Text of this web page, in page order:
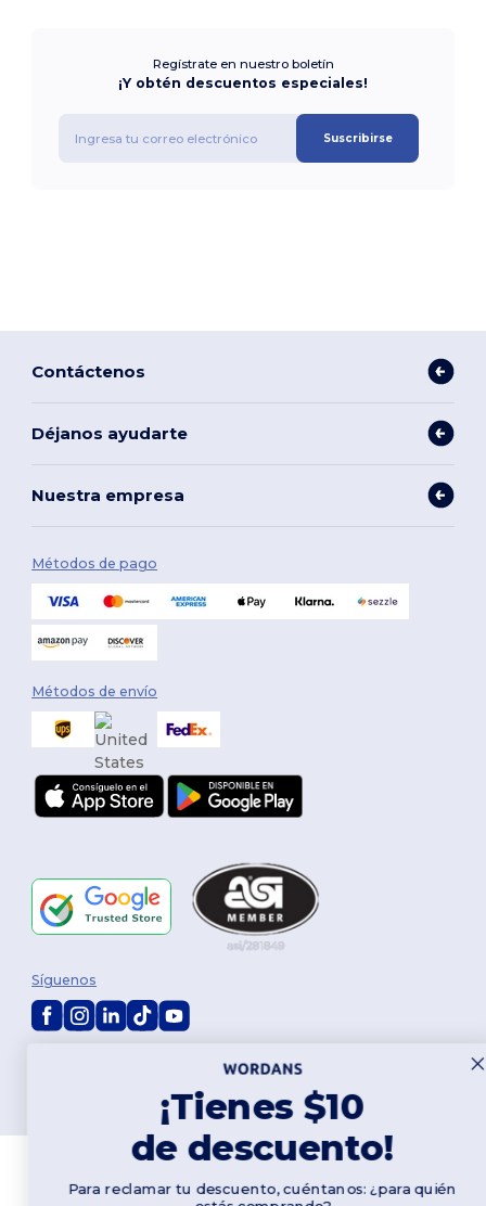
Regístrate en nuestro boletín
¡Y obtén descuentos especiales!
Suscribirse
Contáctenos
Déjanos ayudarte
Nuestra empresa
Métodos de pago
Métodos de envío
2026. Todos los derechos reservados
Política de Cookies|Mapa del sitio
Síguenos
¡Tienes $10
de descuento!
Para reclamar tu descuento, cuéntanos: ¿para quién